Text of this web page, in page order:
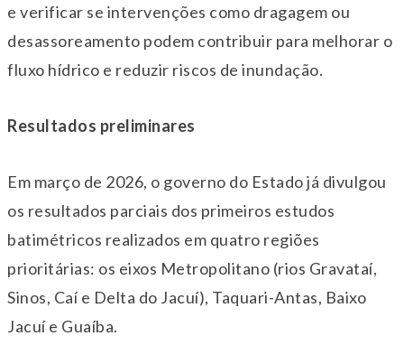
e verificar se intervenções como dragagem ou
desassoreamento podem contribuir para melhorar o
fluxo hídrico e reduzir riscos de inundação.
Resultados preliminares
Em março de 2026, o governo do Estado já divulgou
os resultados parciais dos primeiros estudos
batimétricos realizados em quatro regiões
prioritárias: os eixos Metropolitano (rios Gravataí,
Sinos, Caí e Delta do Jacuí), Taquari-Antas, Baixo
Jacuí e Guaíba.